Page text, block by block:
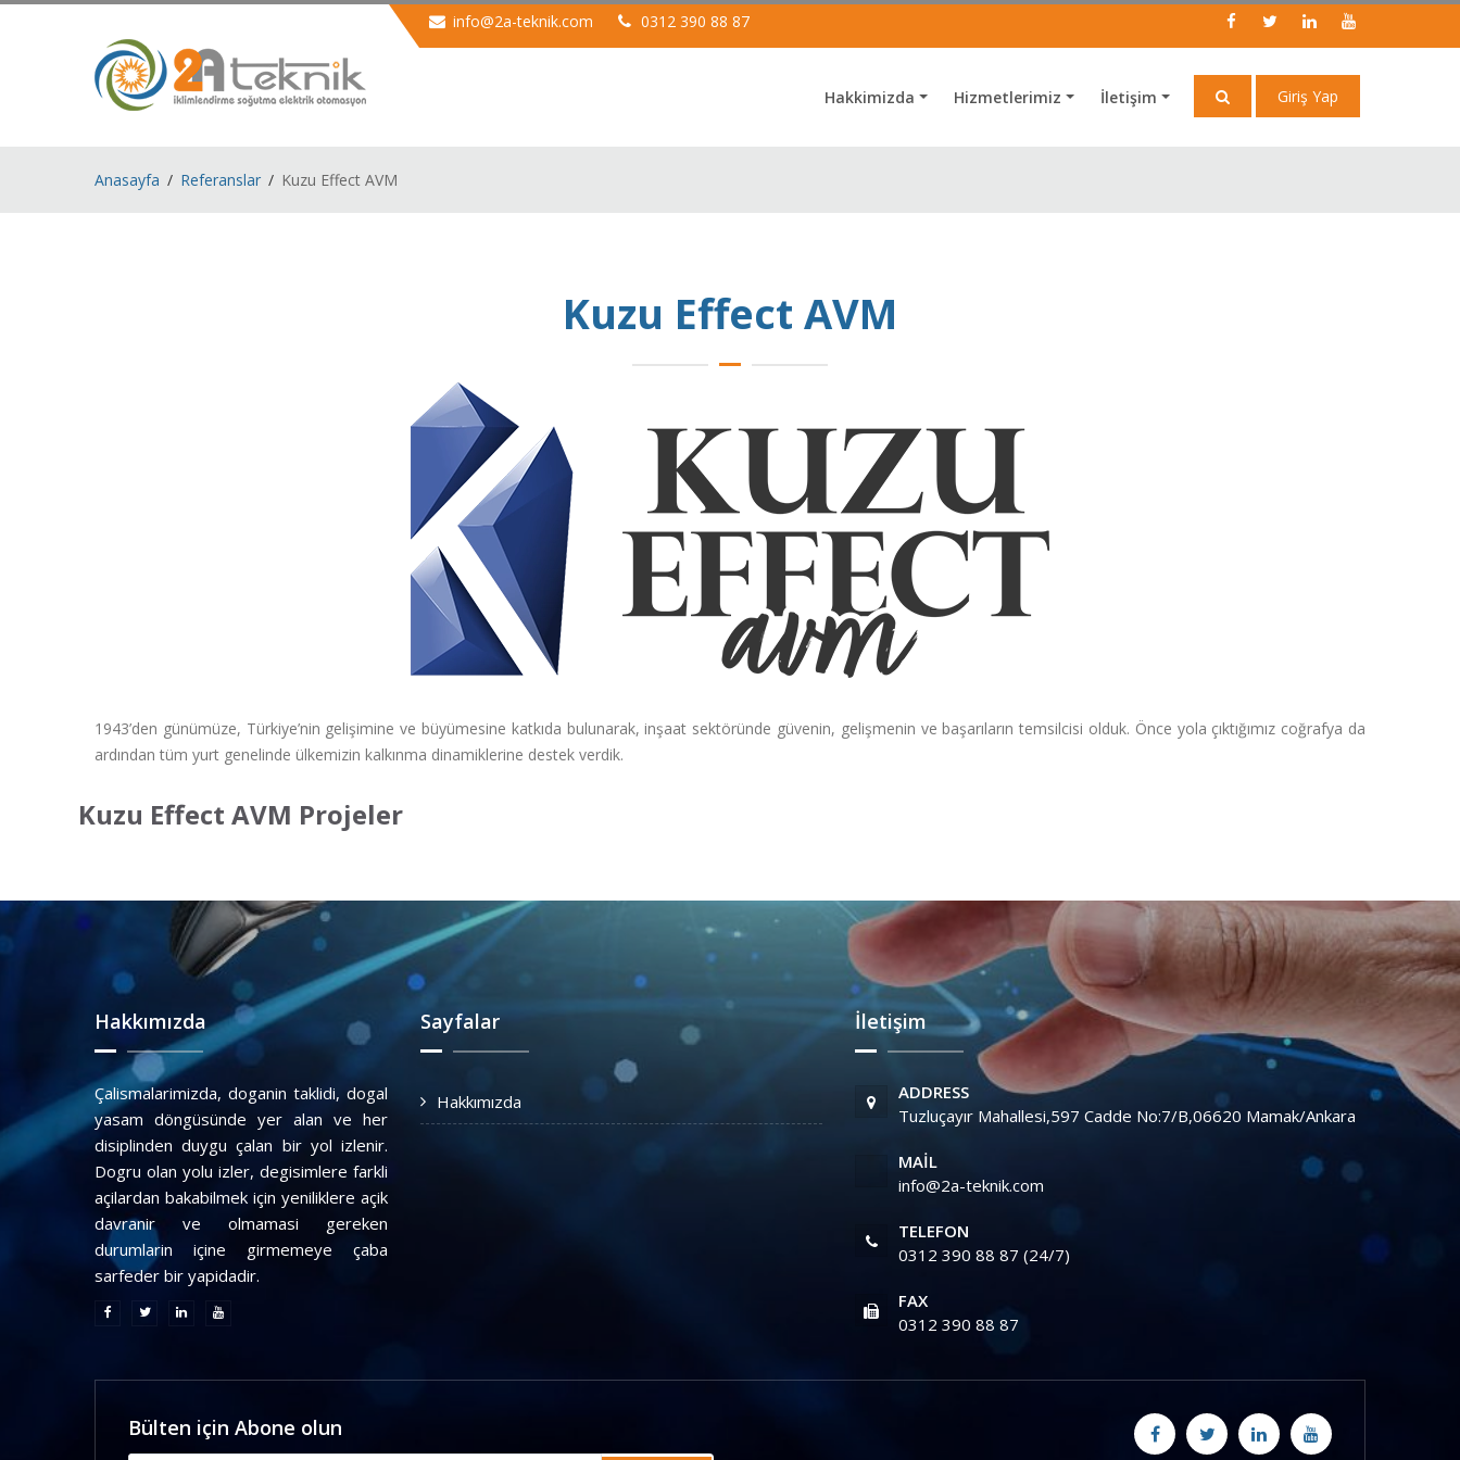
info@2a-teknik.com 0312 390 88 87
Giriş Yap
Hakkimizda Hizmetlerimiz İletişim
Anasayfa Referanslar Kuzu Effect AVM
Kuzu Effect AVM
1943’den günümüze, Türkiye’nin gelişimine ve büyümesine katkıda bulunarak, inşaat sektöründe güvenin, gelişmenin ve başarıların temsilcisi olduk. Önce yola çıktığımız coğrafya da
ardından tüm yurt genelinde ülkemizin kalkınma dinamiklerine destek verdik.
Kuzu Effect AVM Projeler
Hakkımızda
Çalismalarimizda, doganin taklidi, dogal
yasam döngüsünde yer alan ve her
disiplinden duygu çalan bir yol izlenir.
Dogru olan yolu izler, degisimlere farkli
açilardan bakabilmek için yeniliklere açik
davranir ve olmamasi gereken
durumlarin içine girmemeye çaba
sarfeder bir yapidadir.
Sayfalar
Hakkımızda
İletişim
ADDRESS
Tuzluçayır Mahallesi,597 Cadde No:7/B,06620 Mamak/Ankara
MAIL
info@2a-teknik.com
TELEFON
0312 390 88 87 (24/7)
FAX
0312 390 88 87
Bülten için Abone olun